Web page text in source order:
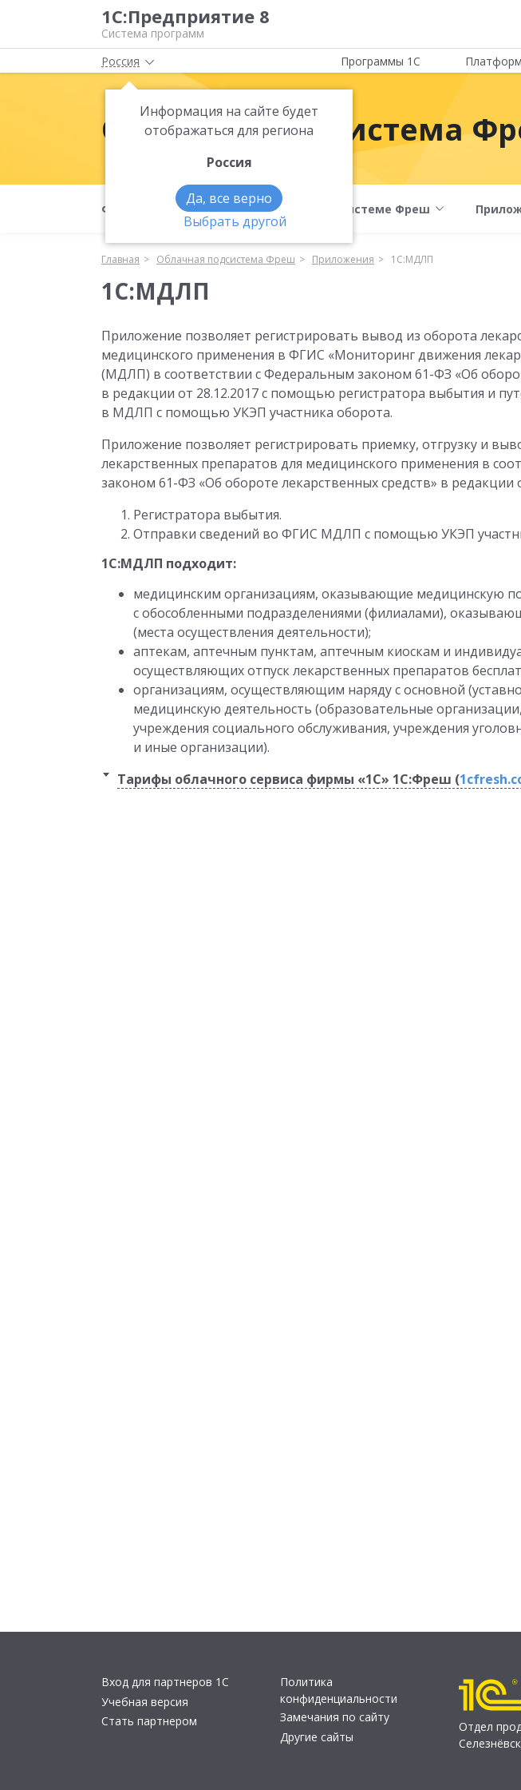
1С:Предприятие 8
Система программ
Россия
Информация на сайте будет
отображаться для региона
Россия
Да, все верно
Выбрать другой
Программы 1С
Облачная подсистема
Фреш Как приобрести? О подсистеме Фреш
Главная Облачная подсистема Фреш Приложения 1С:МДЛП
1С:МДЛП
Приложение позволяет регистрировать вывод из оборота
медицинского применения в ФГИС «Мониторинг движения
(МДЛП) в соответствии с Федеральным законом 61-ФЗ «Об
в редакции от 28.12.2017 с помощью регистратора выбытия и
в МДЛП с помощью УКЭП участника оборота.
Приложение позволяет регистрировать приемку, отгрузку и
лекарственных препаратов для медицинского применения в
законом 61-ФЗ «Об обороте лекарственных средств» в
Регистратора выбытия.
Отправки сведений во ФГИС МДЛП с помощью УКЭП
1С:МДЛП подходит:
медицинским организациям, оказывающие медицинскую
с обособленными подразделениями (филиалами),
(места осуществления деятельности);
аптекам, аптечным пунктам, аптечным киоскам и
осуществляющих отпуск лекарственных препаратов
организациям, осуществляющим наряду с основной
медицинскую деятельность (образовательные
учреждения социального обслуживания, учреждения
и иные организации).
Тарифы облачного сервиса фирмы «1С» 1C:Фреш (
Вход для партнеров 1С
Учебная версия
Стать партнером
Политика
конфиденциальности
Замечания по сайту
Другие сайты
Отдел